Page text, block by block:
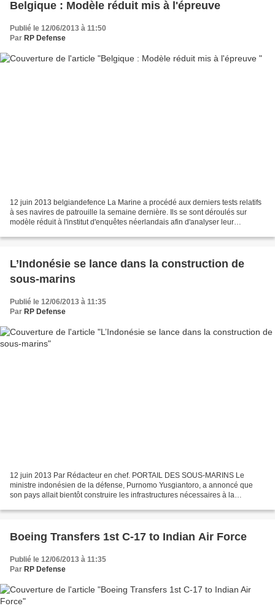
Belgique : Modèle réduit mis à l'épreuve
Publié le 12/06/2013 à 11:50
Par RP Defense
12 juin 2013 belgiandefence La Marine a procédé aux derniers tests relatifs
à ses navires de patrouille la semaine dernière. Ils se sont déroulés sur
modèle réduit à l'institut d'enquêtes néerlandais afin d'analyser leur
L’Indonésie se lance dans la construction de
sous-marins
Publié le 12/06/2013 à 11:35
Par RP Defense
12 juin 2013 Par Rédacteur en chef. PORTAIL DES SOUS-MARINS Le
ministre indonésien de la défense, Purnomo Yusgiantoro, a annoncé que
son pays allait bientôt construire les infrastructures nécessaires à la
Boeing Transfers 1st C-17 to Indian Air Force
Publié le 12/06/2013 à 11:35
Par RP Defense